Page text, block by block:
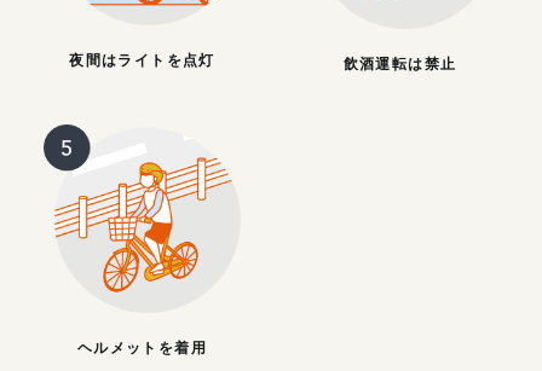
夜間はライトを点灯 飲酒運転は禁止
ヘルメットを着用